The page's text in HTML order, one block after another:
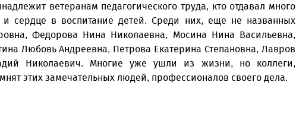
ветеранам педагогического труда, кто отдавал много
сердце в воспитание детей. Среди них, еще не названных
Федорова Нина Николаевна, Мосина Нина Васильевна,
Любовь Андреевна, Петрова Екатерина Степановна, Лавров
Николаевич. Многие уже ушли из жизни, но коллеги,
этих замечательных людей, профессионалов своего дела.